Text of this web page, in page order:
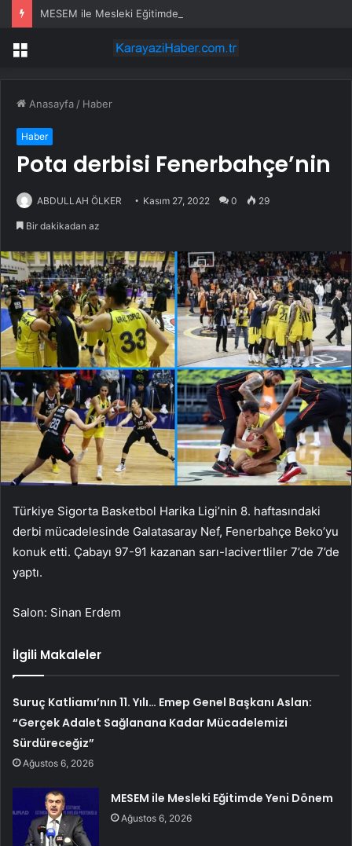
MESEM ile Mesleki Eğitimde Yeni Dönem
Menü
Anasayfa / Haber
Haber
Pota derbisi Fenerbahçe’nin
ABDULLAH ÖLKER Kasım 27, 2022 0 29
Bir dakikadan az
Türkiye Sigorta Basketbol Harika Ligi’nin 8. haftasındaki
derbi mücadelesinde Galatasaray Nef, Fenerbahçe Beko’yu
konuk etti. Çabayı 97-91 kazanan sarı-lacivertliler 7’de 7’de
yaptı.
Salon: Sinan Erdem
İlgili Makaleler
Suruç Katliamı’nın 11. Yılı… Emep Genel Başkanı Aslan:
“Gerçek Adalet Sağlanana Kadar Mücadelemizi
Sürdüreceğiz”
Ağustos 6, 2026
MESEM ile Mesleki Eğitimde Yeni Dönem
Ağustos 6, 2026